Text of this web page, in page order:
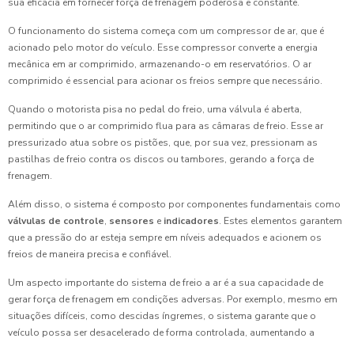
sua eficácia em fornecer força de frenagem poderosa e constante.
O funcionamento do sistema começa com um compressor de ar, que é
acionado pelo motor do veículo. Esse compressor converte a energia
mecânica em ar comprimido, armazenando-o em reservatórios. O ar
comprimido é essencial para acionar os freios sempre que necessário.
Quando o motorista pisa no pedal do freio, uma válvula é aberta,
permitindo que o ar comprimido flua para as câmaras de freio. Esse ar
pressurizado atua sobre os pistões, que, por sua vez, pressionam as
pastilhas de freio contra os discos ou tambores, gerando a força de
frenagem.
Além disso, o sistema é composto por componentes fundamentais como
válvulas de controle, sensores e indicadores. Estes elementos garantem
que a pressão do ar esteja sempre em níveis adequados e acionem os
freios de maneira precisa e confiável.
Um aspecto importante do sistema de freio a ar é a sua capacidade de
gerar força de frenagem em condições adversas. Por exemplo, mesmo em
situações difíceis, como descidas íngremes, o sistema garante que o
veículo possa ser desacelerado de forma controlada, aumentando a